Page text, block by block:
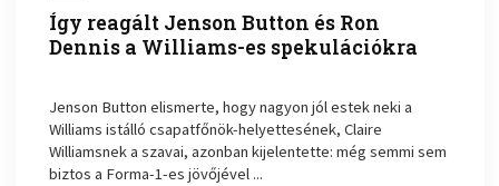
Így reagált Jenson Button és Ron
Dennis a Williams-es spekulációkra
Jenson Button elismerte, hogy nagyon jól estek neki a
Williams istálló csapatfőnök-helyettesének, Claire
Williamsnek a szavai, azonban kijelentette: még semmi sem
biztos a Forma-1-es jövőjével ...